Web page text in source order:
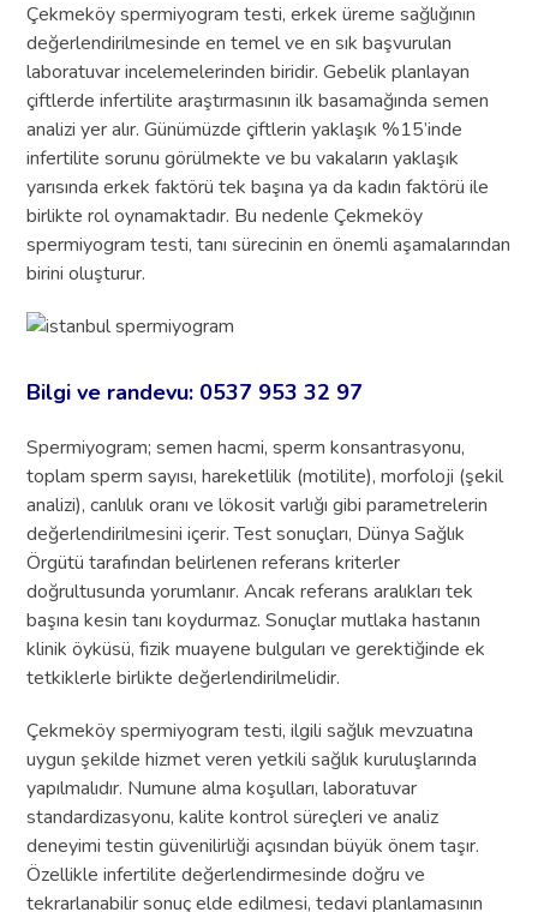
Çekmeköy spermiyogram testi, erkek üreme sağlığının
değerlendirilmesinde en temel ve en sık başvurulan
laboratuvar incelemelerinden biridir. Gebelik planlayan
çiftlerde infertilite araştırmasının ilk basamağında semen
analizi yer alır. Günümüzde çiftlerin yaklaşık %15’inde
infertilite sorunu görülmekte ve bu vakaların yaklaşık
yarısında erkek faktörü tek başına ya da kadın faktörü ile
birlikte rol oynamaktadır. Bu nedenle Çekmeköy
spermiyogram testi, tanı sürecinin en önemli aşamalarından
birini oluşturur.
Bilgi ve randevu: 0537 953 32 97
Spermiyogram; semen hacmi, sperm konsantrasyonu,
toplam sperm sayısı, hareketlilik (motilite), morfoloji (şekil
analizi), canlılık oranı ve lökosit varlığı gibi parametrelerin
değerlendirilmesini içerir. Test sonuçları, Dünya Sağlık
Örgütü tarafından belirlenen referans kriterler
doğrultusunda yorumlanır. Ancak referans aralıkları tek
başına kesin tanı koydurmaz. Sonuçlar mutlaka hastanın
klinik öyküsü, fizik muayene bulguları ve gerektiğinde ek
tetkiklerle birlikte değerlendirilmelidir.
Çekmeköy spermiyogram testi, ilgili sağlık mevzuatına
uygun şekilde hizmet veren yetkili sağlık kuruluşlarında
yapılmalıdır. Numune alma koşulları, laboratuvar
standardizasyonu, kalite kontrol süreçleri ve analiz
deneyimi testin güvenilirliği açısından büyük önem taşır.
Özellikle infertilite değerlendirmesinde doğru ve
tekrarlanabilir sonuç elde edilmesi, tedavi planlamasının